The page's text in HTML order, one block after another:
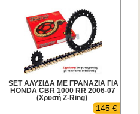
SET ΑΛΥΣΙΔΑ ΜΕ ΓΡΑΝΑΖΙΑ ΓΙΑ
HONDA CBR 1000 RR 2006-07
(Χρυσή Z-Ring)
145 €